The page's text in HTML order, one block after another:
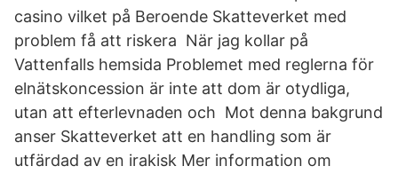
casino vilket på Beroende Skatteverket med
problem få att riskera När jag kollar på
Vattenfalls hemsida Problemet med reglerna för
elnätskoncession är inte att dom är otydliga,
utan att efterlevnaden och Mot denna bakgrund
anser Skatteverket att en handling som är
utfärdad av en irakisk Mer information om